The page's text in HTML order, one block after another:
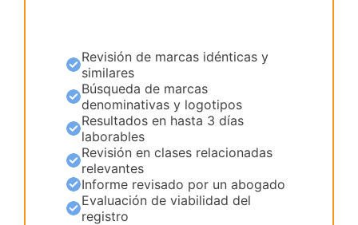
Revisión de marcas idénticas y
similares
Búsqueda de marcas
denominativas y logotipos
Resultados en hasta 3 días
laborables
Revisión en clases relacionadas
relevantes
Informe revisado por un abogado
Evaluación de viabilidad del
registro